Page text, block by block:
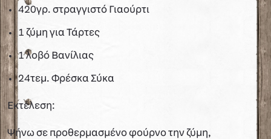
420γρ. στραγγιστό Γιαούρτι
1 ζύμη για Τάρτες
1 λοβό Βανίλιας
24τεμ. Φρέσκα Σύκα
Εκτέλεση:
Ψήνω σε προθερμασμένο φούρνο την ζύμη,